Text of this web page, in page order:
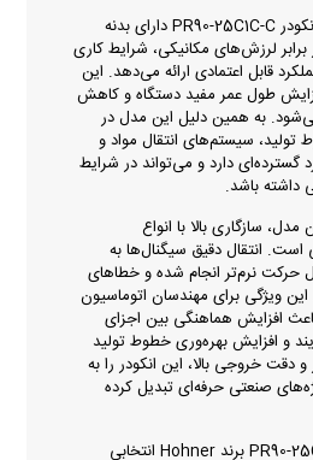
از نظر طراحی مکانیکی، انکودر PR90-25C1C-C دارای بدنه
لرزش‌های مکانیکی، شرایط کاری
قابل اعتمادی ارائه می‌دهد. این
طول عمر مفید دستگاه و کاهش
به همین دلیل این مدل در
سیستم‌های انتقال مواد و
گسترده‌ای دارد و می‌تواند در شرایط
داشته باشد.
سازگاری بالا با انواع
انتقال دقیق سیگنال‌ها به
حرکت نرم‌تر انجام شده و خطاهای
ویژگی برای مهندسان اتوماسیون
افزایش هماهنگی بین اجزای
و افزایش بهره‌وری خطوط تولید
دقت خروجی بالا، این انکودر را به
صنعتی حرفه‌ای تبدیل کرده
در مجموع، انکودر PR90-25C1C-C برند Hohner انتخابی